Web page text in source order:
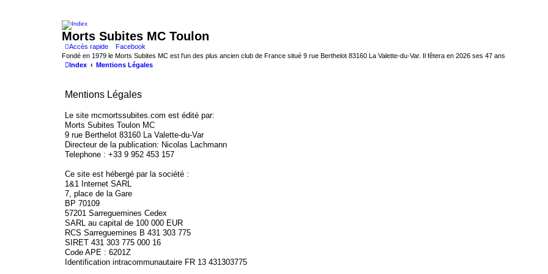
Morts Subites MC Toulon
Fondé en 1979 le Morts Subites MC est l'un des plus ancien club de France situé 9 rue Berthelot 83160 La Valette-du-Var. Il fêtera en 2026 ses 47 ans
Accès rapide Facebook
Index Mentions Légales
Mentions Légales
Le site mcmortssubites.com est édité par:
Morts Subites Toulon MC
9 rue Berthelot 83160 La Valette-du-Var
Directeur de la publication: Nicolas Lachmann
Telephone : +33 9 952 453 157
Ce site est hébergé par la société :
1&1 Internet SARL
7, place de la Gare
BP 70109
57201 Sarreguemines Cedex
SARL au capital de 100 000 EUR
RCS Sarreguemines B 431 303 775
SIRET 431 303 775 000 16
Code APE : 6201Z
Identification intracommunautaire FR 13 431303775